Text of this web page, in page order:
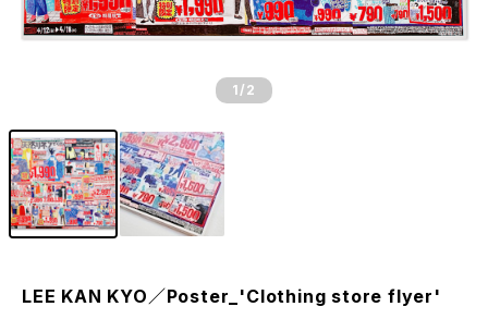
1 /2
LEE KAN KYO／Poster_'Clothing store flyer'